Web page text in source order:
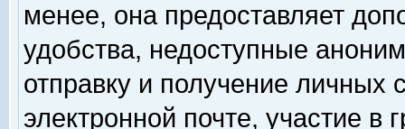
менее, она предоставляет
удобства, недоступные
отправку и получение личных
электронной почте, участие в